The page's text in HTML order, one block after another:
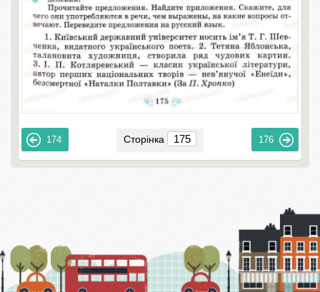
174 Сторінка 176